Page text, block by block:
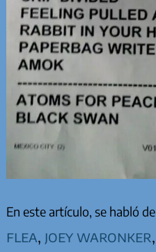
En este artículo, se habló de
flea, joey waronker,